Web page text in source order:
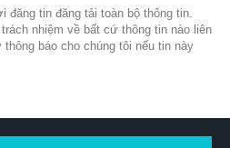
đăng tin đăng tải toàn bộ thông tin.
nhiệm về bất cứ thông tin nào liên
báo cho chúng tôi nếu tin này